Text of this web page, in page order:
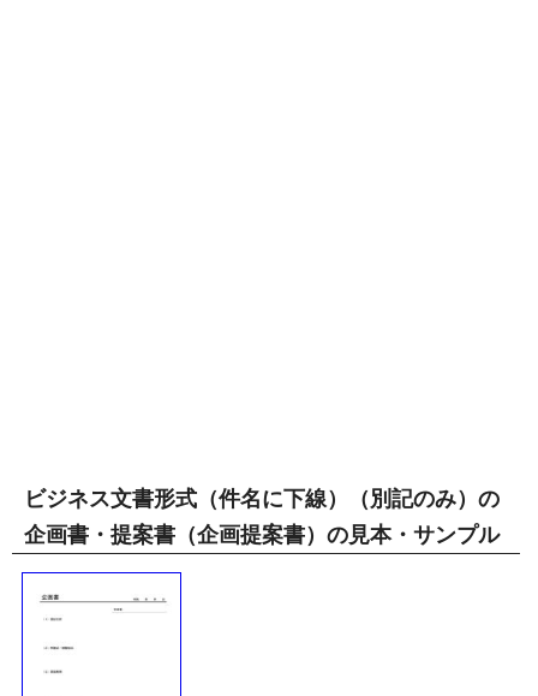
ビジネス文書形式（件名に下線）（別記のみ）の
企画書・提案書（企画提案書）の見本・サンプル